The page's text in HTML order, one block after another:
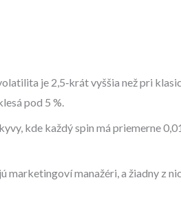
je 2,5‑krát vyššia než pri
pod 5 %.
kde každý spin má priemerne
manažéri, a žiadny z